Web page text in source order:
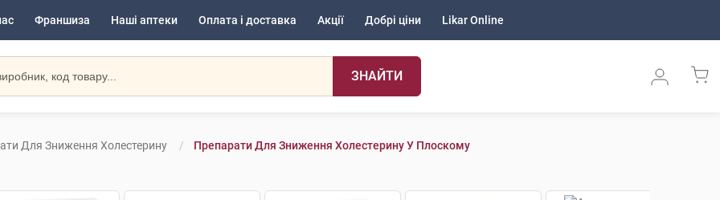
Франшиза Наші аптеки Оплата і доставка Акції Добрі ціни Likar Online
ЗНАЙТИ
Для Зниження Холестерину Препарати Для Зниження Холестерину У Плоскому